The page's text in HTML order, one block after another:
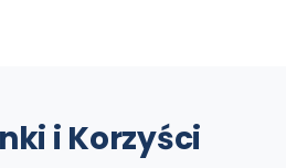
i Korzyści